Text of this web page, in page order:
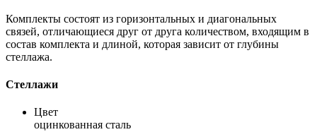
Комплекты состоят из горизонтальных и диагональных
связей, отличающиеся друг от друга количеством, входящим в
состав комплекта и длиной, которая зависит от глубины
стеллажа.
Стеллажи
Цвет
оцинкованная сталь